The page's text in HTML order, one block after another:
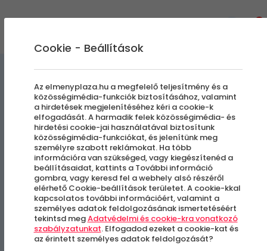
Hotel Cappelli
Külföldi kiruccanás
Montecatini Terme, Olaszország
-45%
Cookie - Beállítások
Az elmenyplaza.hu a megfelelő teljesítmény és a
közösségimédia-funkciók biztosításához, valamint
a hirdetések megjelenítéséhez kéri a cookie-k
elfogadását. A harmadik felek közösségimédia- és
hirdetési cookie-jai használatával biztosítunk
közösségimédia-funkciókat, és jelenítünk meg
személyre szabott reklámokat. Ha több
információra van szükséged, vagy kiegészítenéd a
beállításaidat, kattints a További információ
gombra, vagy keresd fel a webhely alsó részéről
elérhető Cookie-beállítások területet. A cookie-kkal
kapcsolatos további információért, valamint a
személyes adatok feldolgozásának ismertetéséért
tekintsd megAdatvédelmi és cookie-kra vonatkozó
szabályzatunkat. Elfogadod ezeket a cookie-kat és
az érintett személyes adatok feldolgozását?